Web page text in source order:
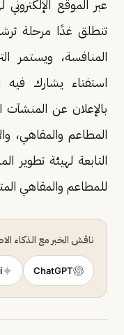
عبر الموقع
تنطلق غدًا مرحلة
المنافسة، ويستمر
استفتاء يشارك فيه
بالإعلان عن
المطاعم والمقاهي،
التابعة لهيئة تطوير
للمطاعم والمقاهي
ناقش الخبر مع الذكاء
ChatGPT